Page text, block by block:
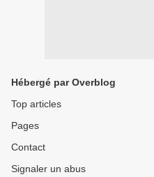
Hébergé par Overblog
Top articles
Pages
Contact
Signaler un abus